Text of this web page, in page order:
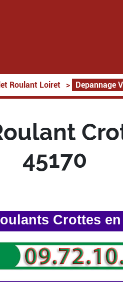
Roulant Loiret > Depannage
45170
Crottes